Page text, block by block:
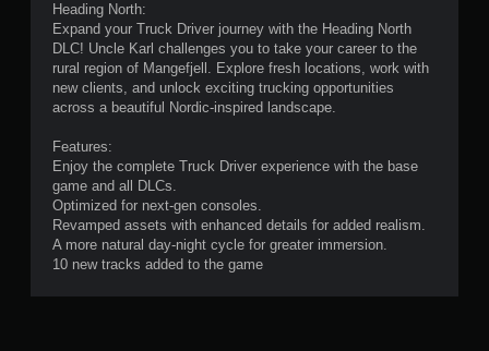
1
0
則
分
Heading North:
Expand your Truck Driver journey with the Heading North
DLC! Uncle Karl challenges you to take your career to the
rural region of Mangefjell. Explore fresh locations, work with
new clients, and unlock exciting trucking opportunities
across a beautiful Nordic-inspired landscape.
Features:
Enjoy the complete Truck Driver experience with the base
game and all DLCs.
Optimized for next-gen consoles.
Revamped assets with enhanced details for added realism.
A more natural day-night cycle for greater immersion.
10 new tracks added to the game